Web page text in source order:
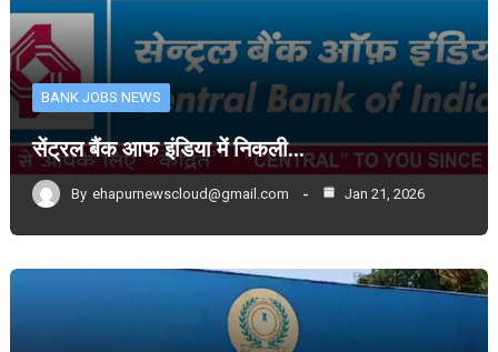
BANK JOBS NEWS
सेंट्रल बैंक आफ इंडिया में निकली…
By ehapurnewscloud@gmail.com Jan 21, 2026